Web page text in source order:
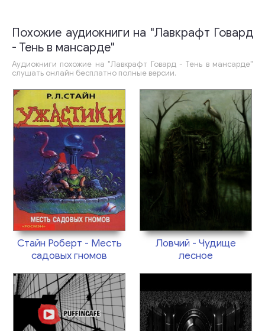
Похожие аудиокниги на "Лавкрафт Говард
- Тень в мансарде"
Аудиокниги похожие на "Лавкрафт Говард - Тень в мансарде"
слушать онлайн бесплатно полные версии.
Стайн Роберт - Месть
садовых гномов
Ловчий - Чудище
лесное